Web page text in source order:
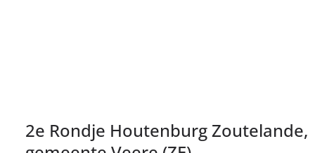
2e Rondje Houtenburg Zoutelande,